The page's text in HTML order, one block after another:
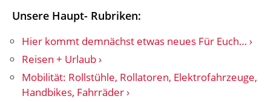
Unsere Haupt- Rubriken:
Hier kommt demnächst etwas neues Für Euch…
Reisen + Urlaub
Mobilität: Rollstühle, Rollatoren, Elektrofahrzeuge,
Handbikes, Fahrräder